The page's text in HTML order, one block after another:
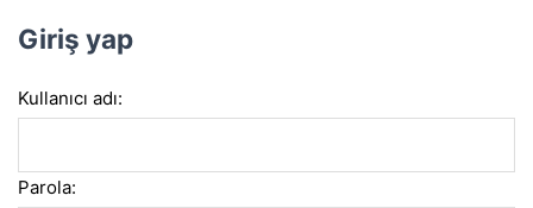
Giriş yap
Kullanıcı adı:
Parola: